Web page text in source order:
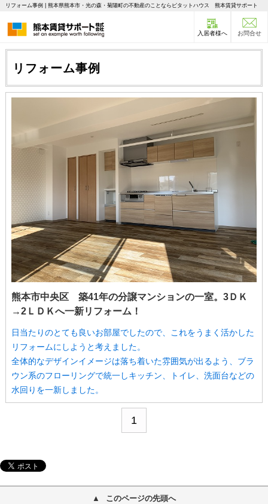
リフォーム事例 | 熊本県熊本市・光の森・菊陽町の不動産のことならピタットハウス 熊本賃貸サポート
入居者様へ お問合せ
リフォーム事例
熊本市中央区 築41年の分譲マンションの一室。3ＤＫ
→2ＬＤＫへ一新リフォーム！
日当たりのとても良いお部屋でしたので、これをうまく活かした
リフォームにしようと考えました。
全体的なデザインイメージは落ち着いた雰囲気が出るよう、ブラ
ウン系のフローリングで統一しキッチン、トイレ、洗面台などの
水回りを一新しました。
1
このページの先頭へ